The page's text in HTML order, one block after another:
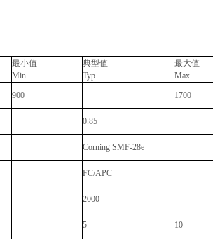
最小值
Min
典型值
Typ
最大值
Max
900
1700
0.85
Corning SMF-28e
FC/APC
2000
5
10